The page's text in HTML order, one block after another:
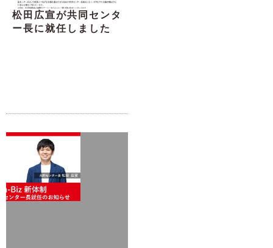
松田広宣が共同センタ
ー長に就任しました